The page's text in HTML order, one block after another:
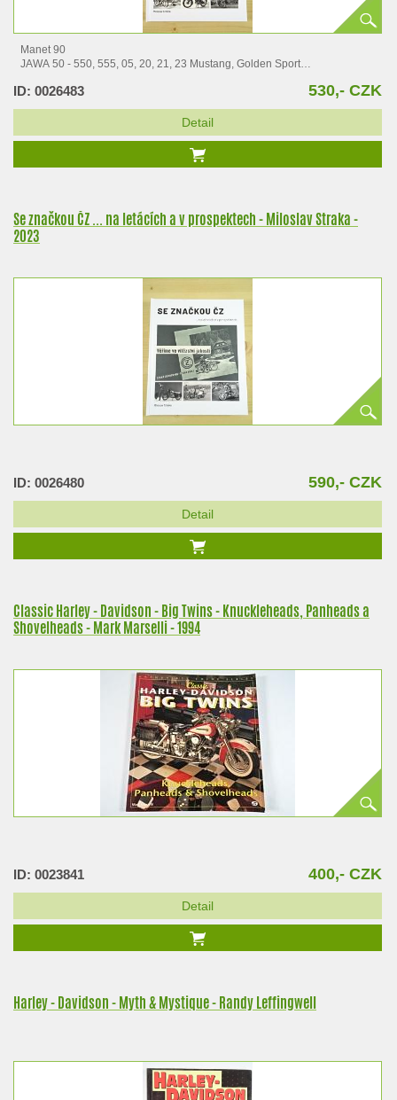
Manet 90
JAWA 50 - 550, 555, 05, 20, 21, 23 Mustang, Golden Sport
Tatran S 125
ID: 0026483 530,- CZK
Detail
Se značkou ČZ ... na letácích a v prospektech - Miloslav Straka -
2023
ID: 0026480 590,- CZK
Detail
Classic Harley - Davidson - Big Twins - Knuckleheads, Panheads a
Shovelheads - Mark Marselli - 1994
ID: 0023841 400,- CZK
Detail
Harley - Davidson - Myth & Mystique - Randy Leffingwell